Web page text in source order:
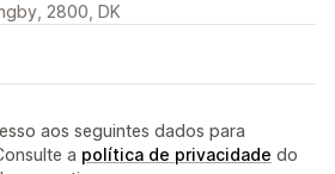
2800, DK
aos seguintes dados para
a política de privacidade do